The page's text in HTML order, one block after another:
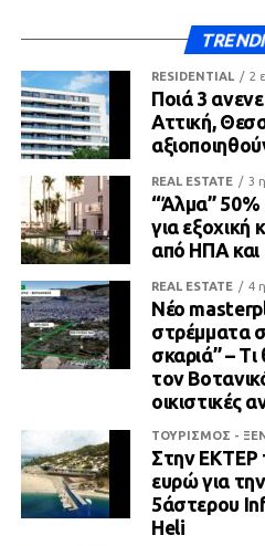
RESIDENTIAL 2
Ποιά 3
Αττική,
REAL ESTATE 3
“Άλμα”
για εξοχική
από ΗΠΑ
REAL ESTATE 4
Νέο
στρέμματα
σκαριά” –
τον
οικιστικές
ΤΟΥΡΙΣΜΟΣ -
Στην ΕΚΤΕΡ
ευρώ για
5άστερου
Heli